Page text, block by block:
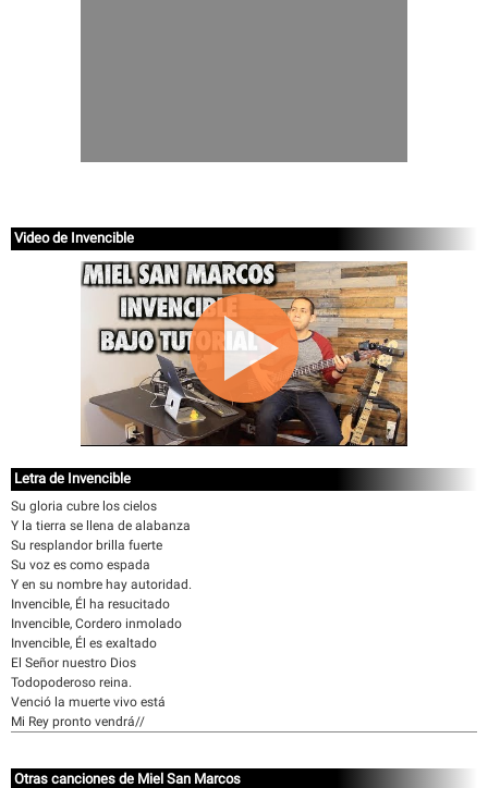
Video de Invencible
Letra de Invencible
Su gloria cubre los cielos
Y la tierra se llena de alabanza
Su resplandor brilla fuerte
Su voz es como espada
Y en su nombre hay autoridad.
Invencible, Él ha resucitado
Invencible, Cordero inmolado
Invencible, Él es exaltado
El Señor nuestro Dios
Todopoderoso reina.
Venció la muerte vivo está
Mi Rey pronto vendrá//
Otras canciones de Miel San Marcos